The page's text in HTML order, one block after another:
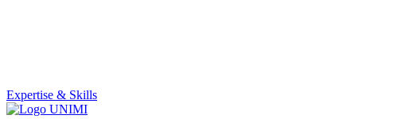
Expertise & Skills